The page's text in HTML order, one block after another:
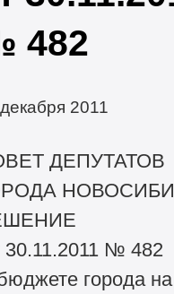
482
2011
ДЕПУТАТОВ
30.11.2011 № 482
города